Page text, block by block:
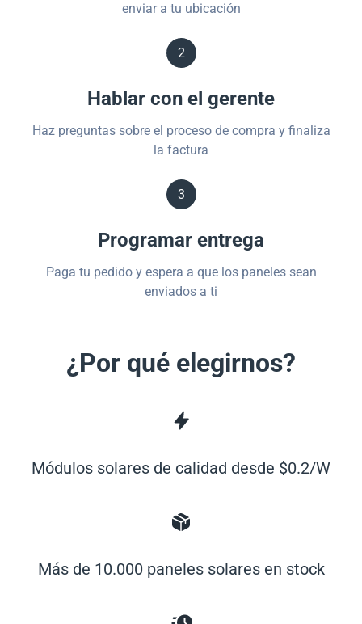
enviar a tu ubicación
2
Hablar con el gerente
Haz preguntas sobre el proceso de compra y finaliza
la factura
3
Programar entrega
Paga tu pedido y espera a que los paneles sean
enviados a ti
¿Por qué elegirnos?
Módulos solares de calidad desde $0.2/W
Más de 10.000 paneles solares en stock